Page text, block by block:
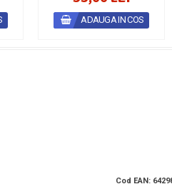
ADAUGA IN COS
Cod EAN: